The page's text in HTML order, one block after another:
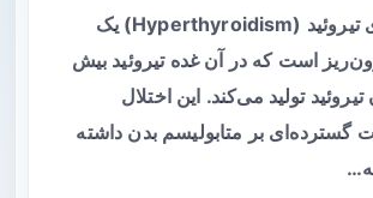
مقدمه پرکاری تیروئید (Hyperthyroidism) یک
است که در آن غده تیروئید بیش
تولید می‌کند. این اختلال
گسترده‌ای بر متابولیسم بدن داشته